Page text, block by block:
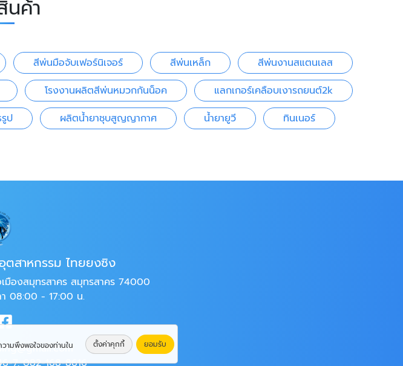
นค้า
สีพ่นมือจับเฟอร์นิเจอร์ สีพ่นเหล็ก
สีพ่นงานสแตนเลส
โรงงานผลิตสีพ่นหมวกกันน็อค
แลกเกอร์เคลือบเงารถยนต์2k
ป ผลิตน้ำยาชุบสูญญากาศ น้ำยายูวี ทินเนอร์
ตสาหกรรม ไทยยงซิง
มืองสมุทรสาคร สมุทรสาคร 74000
า 08:00 - 17:00 น.
ามพึงพอใจของท่านใน
ตั้งค่าคุกกี้ ยอมรับ